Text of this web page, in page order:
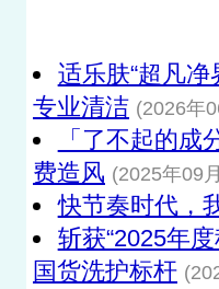
适乐肤“超凡
专业清洁 (2026年
「了不起的成
费造风 (2025年09
快节奏时代，
斩获“2025年
国货洗护标杆